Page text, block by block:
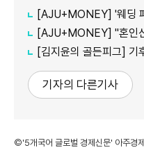
[AJU+MONEY] '웨딩 페널티' 걷
[AJU+MONEY] "혼인신고,
[김지윤의 골든피그] 기후동행카드 9
기자의 다른기사
©'5개국어 글로벌 경제신문' 아주경제